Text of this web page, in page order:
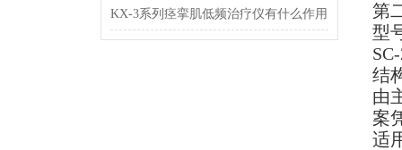
KX-3系列痉挛肌低频治疗仪有什么作用
第
型
结
由
案
适